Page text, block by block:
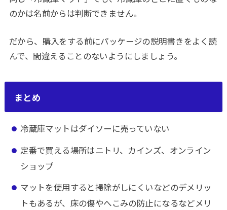
のかは名前からは判断できません。
だから、購入をする前にパッケージの説明書きをよく読
んで、間違えることのないようにしましょう。
まとめ
冷蔵庫マットはダイソーに売っていない
定番で買える場所はニトリ、カインズ、オンライン
ショップ
マットを使用すると掃除がしにくいなどのデメリッ
トもあるが、床の傷やへこみの防止になるなどメリ